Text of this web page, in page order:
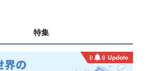
特集